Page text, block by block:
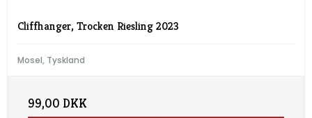
Cliffhanger, Trocken Riesling 2023
Mosel, Tyskland
99,00 DKK